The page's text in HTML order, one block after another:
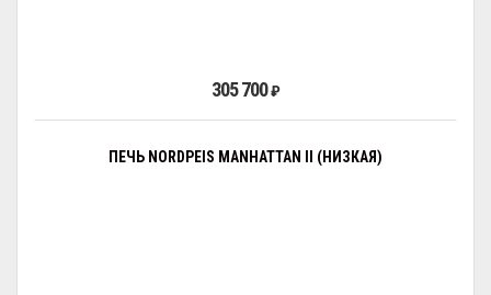
305 700₽
ПЕЧЬ NORDPEIS MANHATTAN II (НИЗКАЯ)